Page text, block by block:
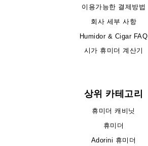
이용가능한 결제방법
회사 세부 사항
Humidor & Cigar FAQ
시가 휴미더 계산기
상위 카테고리
휴미더 캐비닛
휴미더
Adorini 휴미더